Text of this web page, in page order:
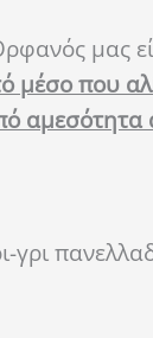
μας
μέσο που
αμεσότητα
γρι